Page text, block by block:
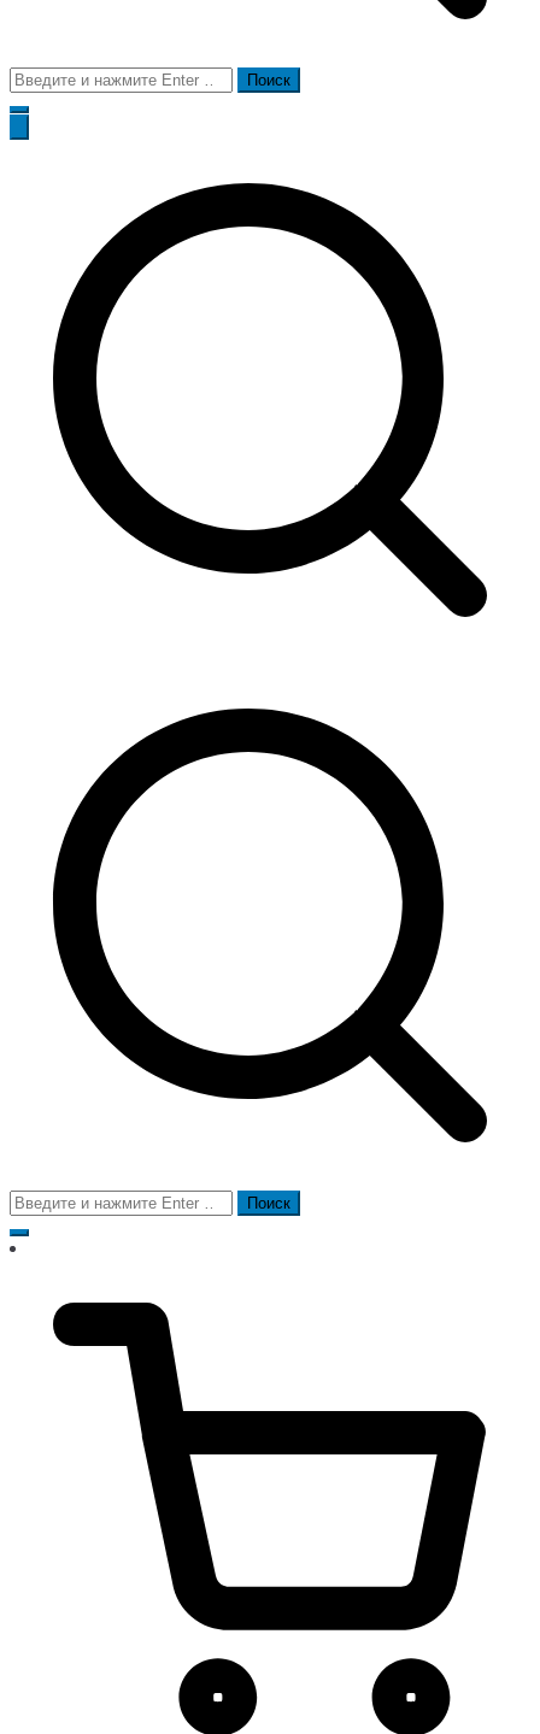
Поиск
для:
Поиск
для: